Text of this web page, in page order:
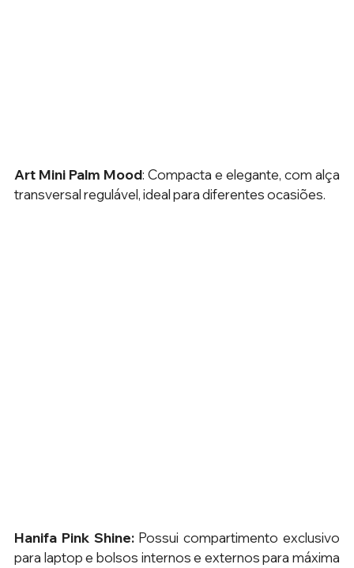
Art Mini Palm Mood: Compacta e elegante, com alça
transversal regulável, ideal para diferentes ocasiões.
Hanifa Pink Shine: Possui compartimento exclusivo
para laptop e bolsos internos e externos para máxima